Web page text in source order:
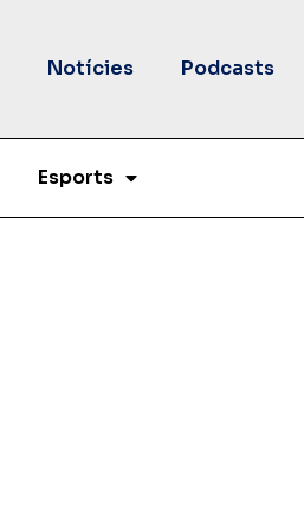
Notícies Podcasts
Esports